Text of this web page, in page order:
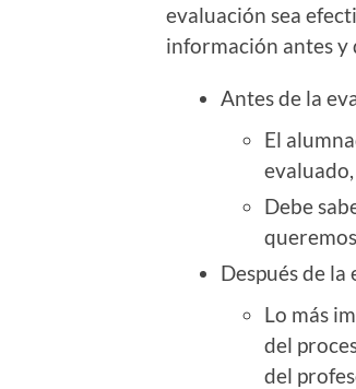
evaluación sea
información antes y
Antes de la
El
evaluado,
Debe
Después de la
Lo más
del
del